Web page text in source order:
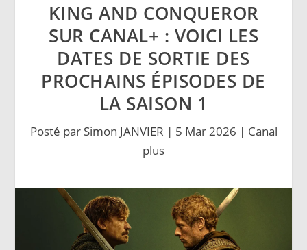
KING AND CONQUEROR
SUR CANAL+ : VOICI LES
DATES DE SORTIE DES
PROCHAINS ÉPISODES DE
LA SAISON 1
Posté par Simon JANVIER | 5 Mar 2026 | Canal
plus